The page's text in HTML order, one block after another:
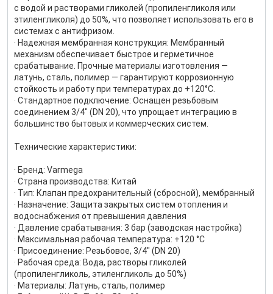
с водой и растворами гликолей (пропиленгликоля или
этиленгликоля) до 50%, что позволяет использовать его в
системах с антифризом.
· Надежная мембранная конструкция: Мембранный
механизм обеспечивает быстрое и герметичное
срабатывание. Прочные материалы изготовления —
латунь, сталь, полимер — гарантируют коррозионную
стойкость и работу при температурах до +120°C.
· Стандартное подключение: Оснащен резьбовым
соединением 3/4" (DN 20), что упрощает интеграцию в
большинство бытовых и коммерческих систем.
Технические характеристики:
· Бренд: Varmega
· Страна производства: Китай
· Тип: Клапан предохранительный (сбросной), мембранный
· Назначение: Защита закрытых систем отопления и
водоснабжения от превышения давления
· Давление срабатывания: 3 бар (заводская настройка)
· Максимальная рабочая температура: +120 °C
· Присоединение: Резьбовое, 3/4" (DN 20)
· Рабочая среда: Вода, растворы гликолей
(пропиленгликоль, этиленгликоль до 50%)
· Материалы: Латунь, сталь, полимер